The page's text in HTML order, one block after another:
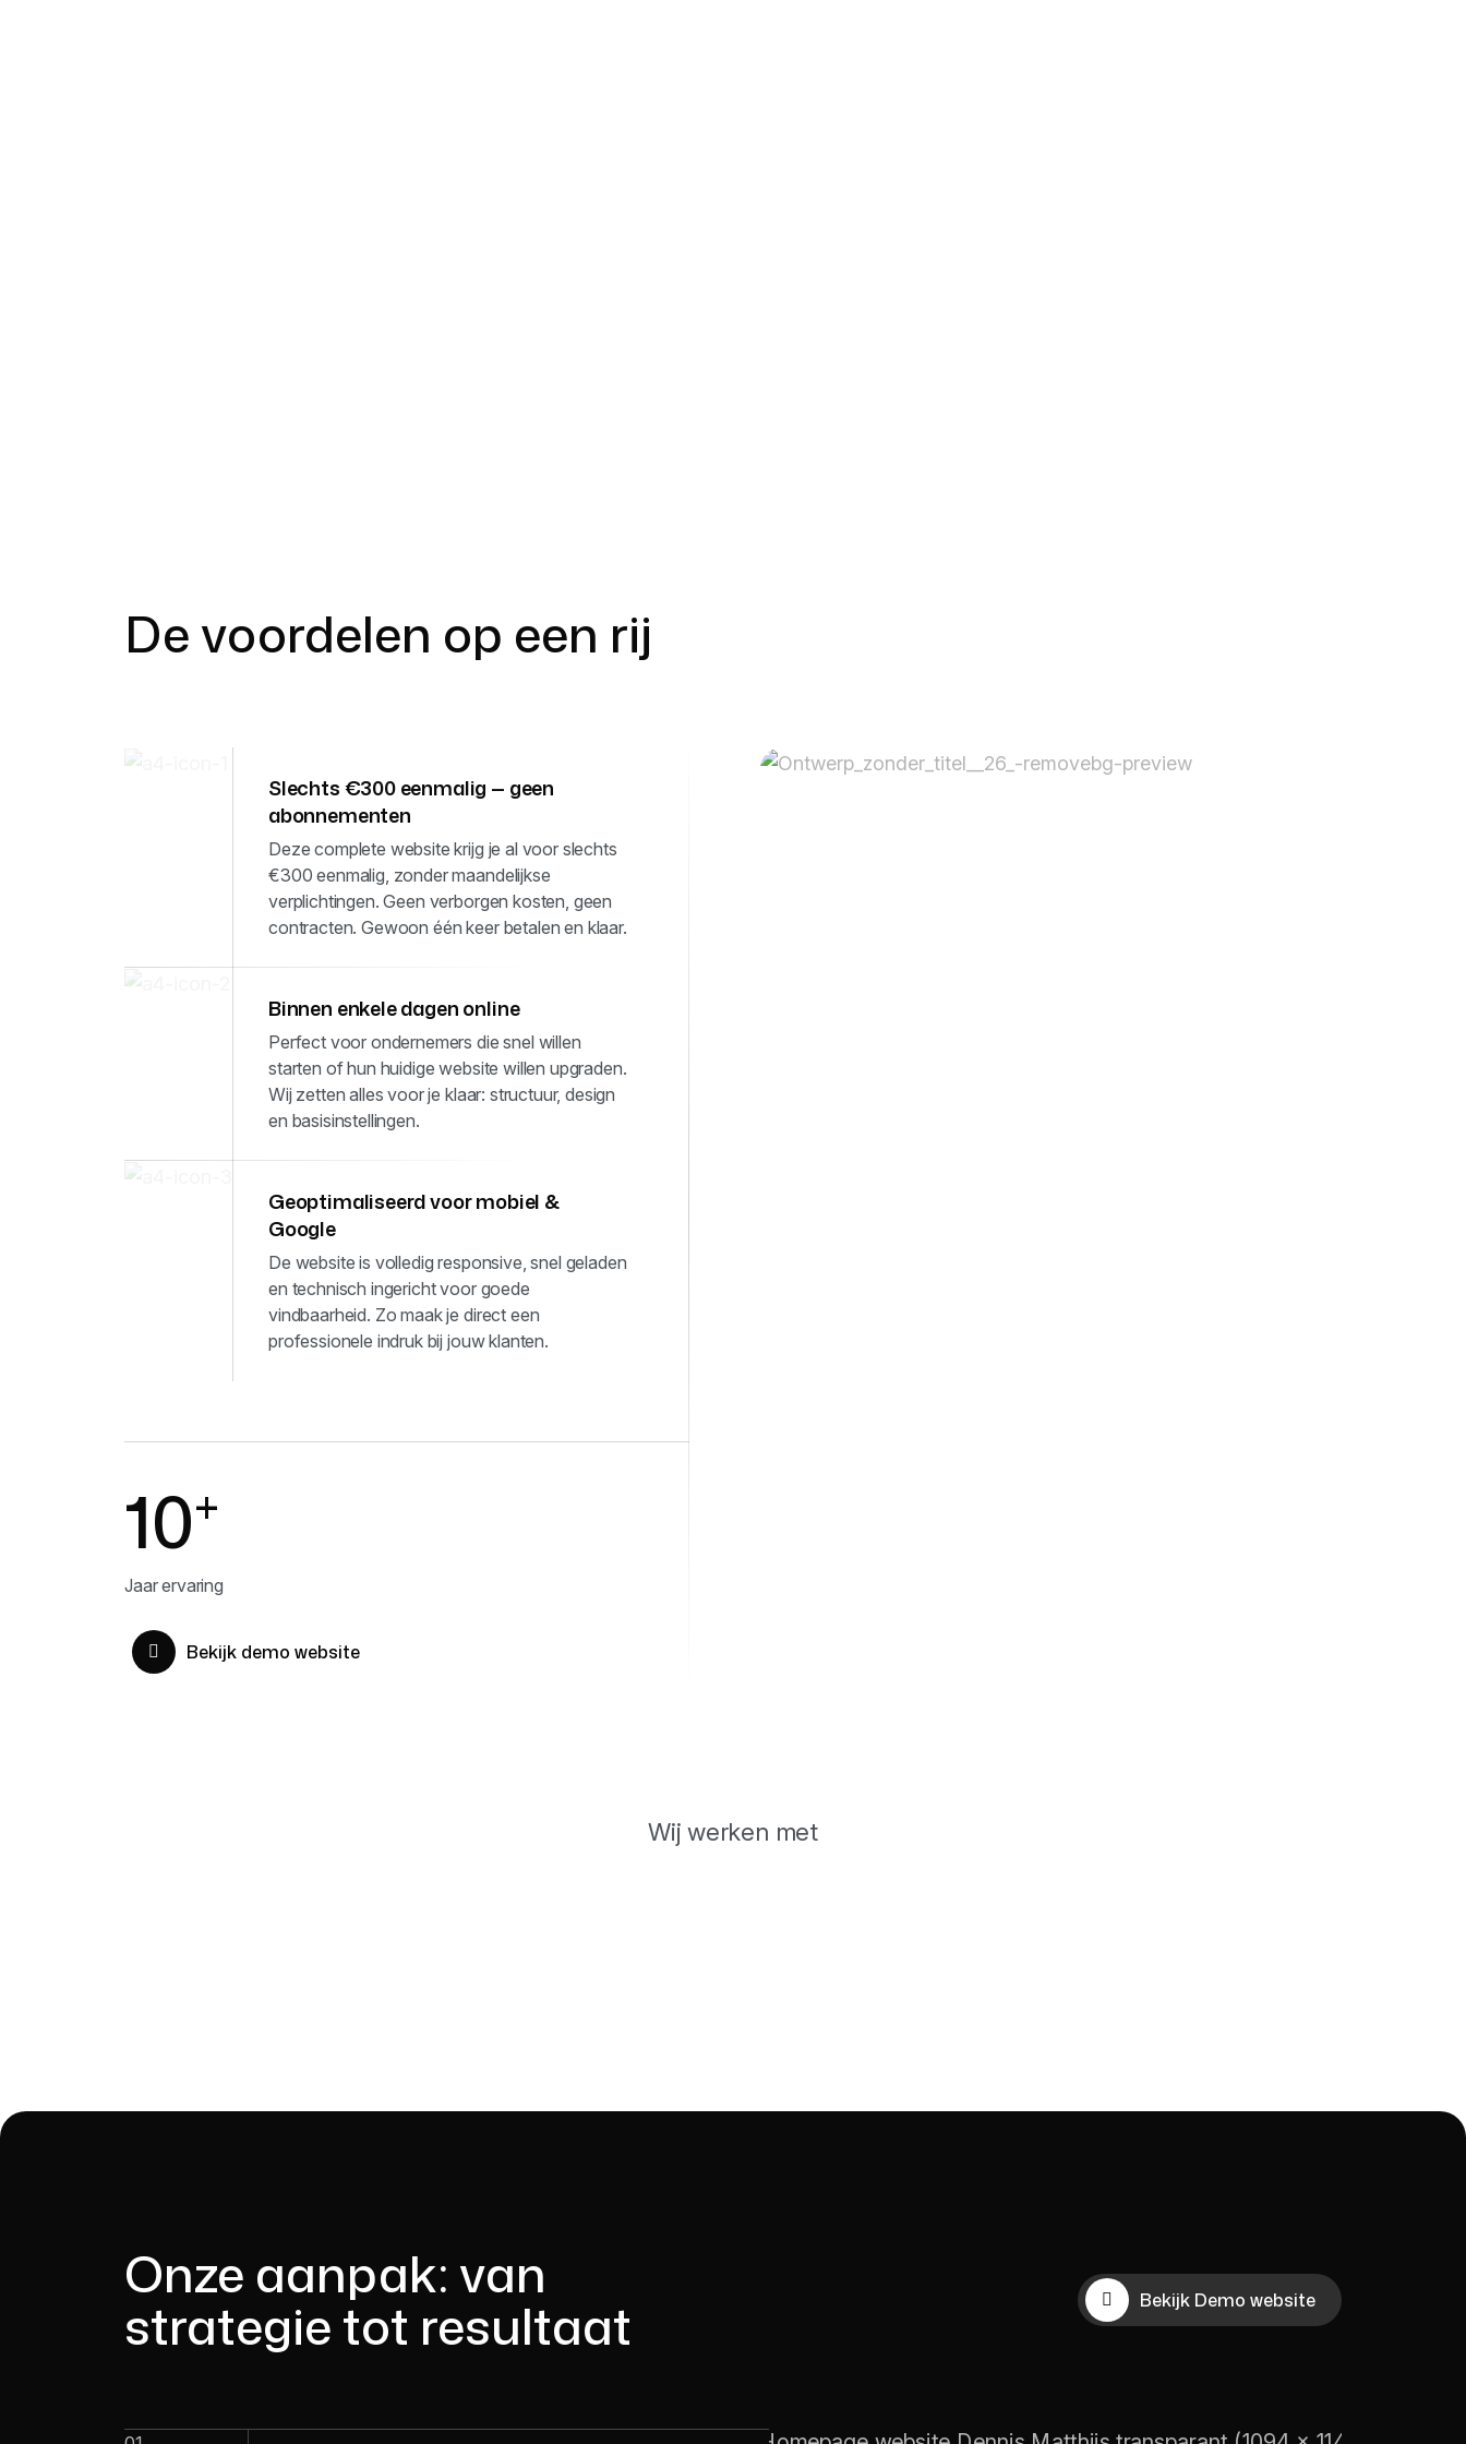
De voordelen op een rij
Slechts €300 eenmalig — geen
abonnementen
Deze complete website krijg je al voor slechts
€300 eenmalig, zonder maandelijkse
verplichtingen. Geen verborgen kosten, geen
contracten. Gewoon één keer betalen en klaar.
Binnen enkele dagen online
Perfect voor ondernemers die snel willen
starten of hun huidige website willen upgraden.
Wij zetten alles voor je klaar: structuur, design
en basisinstellingen.
Geoptimaliseerd voor mobiel &
Google
De website is volledig responsive, snel geladen
en technisch ingericht voor goede
vindbaarheid. Zo maak je direct een
professionele indruk bij jouw klanten.
10+
Jaar ervaring
Bekijk demo website
Wij werken met
Onze aanpak: van
strategie tot resultaat Bekijk Demo website